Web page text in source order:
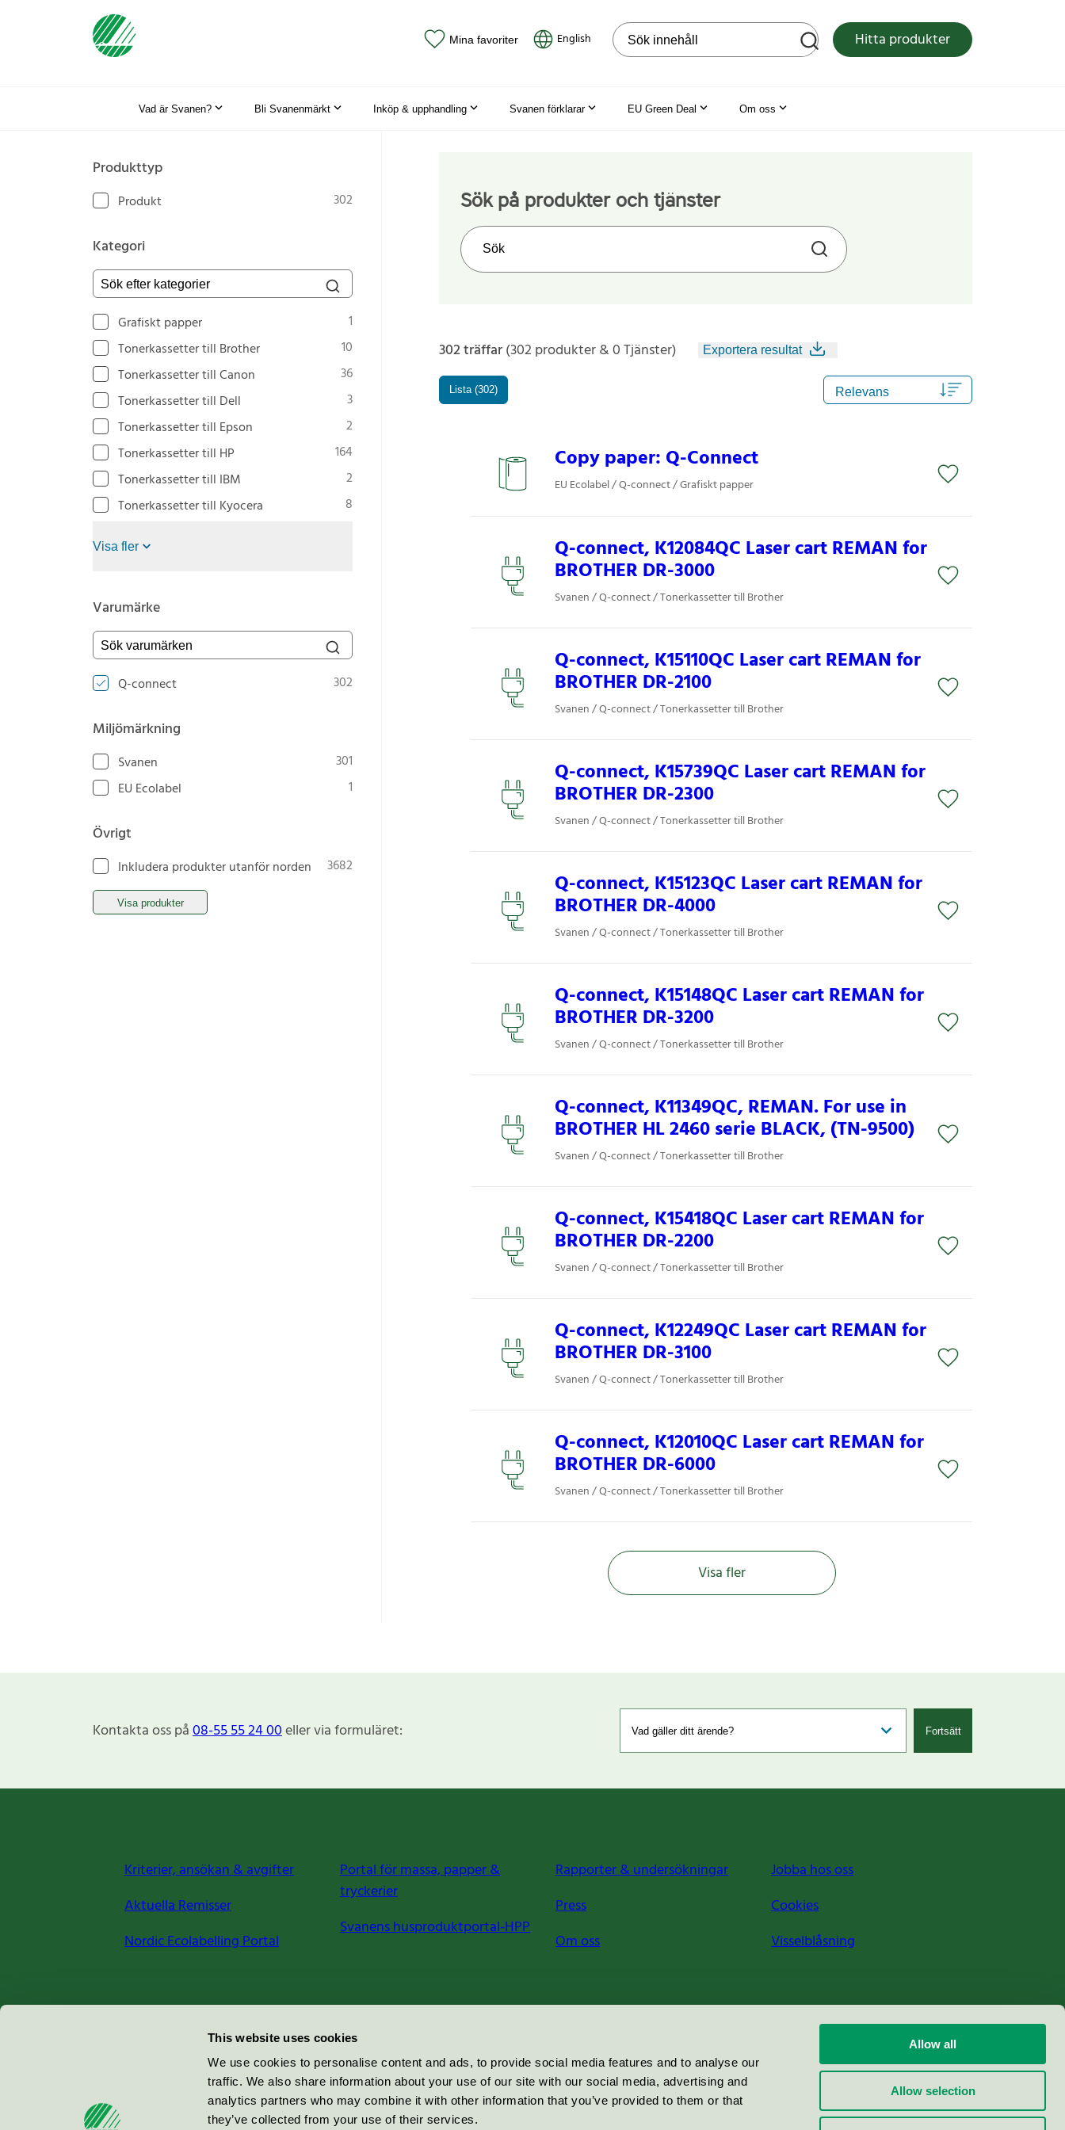
This website uses cookies
We use cookies to personalise content and ads, to provide social media features and to analyse our
traffic. We also share information about your use of our site with our social media, advertising and
analytics partners who may combine it with other information that you’ve provided to them or that
they’ve collected from your use of their services.
Allow all
Allow selection
Mina favoriter English Sök på webbplatsen Hitta produkter
Vad är Svanen? Bli Svanenmärkt Inköp & upphandling Svanen förklarar EU Green Deal Om oss
Sök på produkter och tjänster
Sök på webbplatsen
302 träffar(302 produkter & 0 Tjänster) Exportera resultat
Lista (302)
Copy paper: Q-Connect
EU Ecolabel / Q-connect / Grafiskt papper
Q-connect, K12084QC Laser cart REMAN for
BROTHER DR-3000
Svanen / Q-connect / Tonerkassetter till Brother
Q-connect, K15110QC Laser cart REMAN for
BROTHER DR-2100
Svanen / Q-connect / Tonerkassetter till Brother
Q-connect, K15739QC Laser cart REMAN for
BROTHER DR-2300
Svanen / Q-connect / Tonerkassetter till Brother
Q-connect, K15123QC Laser cart REMAN for
BROTHER DR-4000
Svanen / Q-connect / Tonerkassetter till Brother
Q-connect, K15148QC Laser cart REMAN for
BROTHER DR-3200
Svanen / Q-connect / Tonerkassetter till Brother
Q-connect, K11349QC, REMAN. For use in
BROTHER HL 2460 serie BLACK, (TN-9500)
Svanen / Q-connect / Tonerkassetter till Brother
Q-connect, K15418QC Laser cart REMAN for
BROTHER DR-2200
Svanen / Q-connect / Tonerkassetter till Brother
Q-connect, K12249QC Laser cart REMAN for
BROTHER DR-3100
Svanen / Q-connect / Tonerkassetter till Brother
Q-connect, K12010QC Laser cart REMAN for
BROTHER DR-6000
Svanen / Q-connect / Tonerkassetter till Brother
Visa fler
Produkttyp
Produkt 302
Kategori
Sök efter kategorier
Grafiskt papper
1
Tonerkassetter till Brother
10
Tonerkassetter till Canon
36
Tonerkassetter till Dell
3
Tonerkassetter till Epson
2
Tonerkassetter till HP
164
Tonerkassetter till IBM
2
Tonerkassetter till Kyocera
8
Visa fler
Varumärke
Sök varumärken
Q-connect 302
Miljömärkning
Svanen
301
EU Ecolabel
1
Övrigt
Inkludera produkter utanför norden 3682
Visa produkter
Kontakta oss på08-55 55 24 00eller via formuläret: Fortsätt
Kriterier, ansökan & avgifter
Aktuella Remisser
Nordic Ecolabelling Portal
Portal för massa, papper &
tryckerier
Svanens husproduktportal-HPP
Rapporter & undersökningar
Press
Om oss
Jobba hos oss
Cookies
Visselblåsning
Miljömärkning Sverige AB
100 64